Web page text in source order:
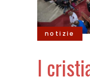
notizie
I